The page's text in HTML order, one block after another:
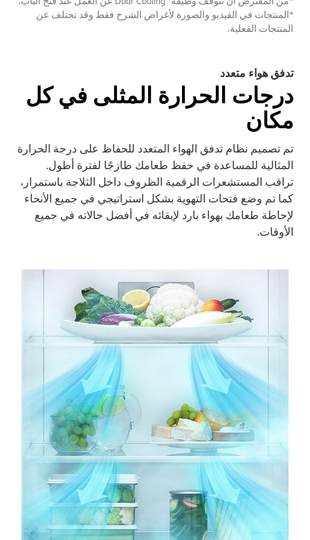
*المنتجات في الفيديو والصورة لأغراض الشرح فقط وقد تختلف عن
المنتجات الفعلية.
تدفق هواء متعدد
درجات الحرارة المثلى في كل
مكان
تم تصميم نظام تدفق الهواء المتعدد للحفاظ على درجة الحرارة
المثالية للمساعدة في حفظ طعامك طازجًا لفترة أطول.
تراقب المستشعرات الرقمية الظروف داخل الثلاجة باستمرار،
كما تم وضع فتحات التهوية بشكل استراتيجي في جميع الأنحاء
لإحاطة طعامك بهواء بارد لإبقائه في أفضل حالاته في جميع
الأوقات.